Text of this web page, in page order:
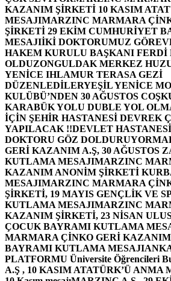
KAZANIM ŞİRKETİ 10 KASIM
MESAJIMARZINC MARMARA
ŞİRKETİ 29 EKİM CUMHURİYET
MESAJIİKİ DOKTORUMUZ
HAKEM KURULU BAŞKANI FERDİ
OLDUZONGULDAK MERKEZ
YENİCE IHLAMUR TERASA GEZİ
DÜZENLEDİLERYEŞİL YENİCE
KULÜBÜ’NDEN 30 AĞUSTOS
KARABÜK YOLU DUBLE YOL
İÇİN ŞEHİR HASTANESİ DEVREK
YAPILACAK !!DEVLET
DOKTORU GÖZ DOLDURUYOR
GERİ KAZANIM A.Ş, 30 AĞUSTOS
KUTLAMA MESAJIMARZINC
KAZANIM ANONİM ŞİRKETİ
MESAJIMARZINC MARMARA
ŞİRKETİ, 19 MAYIS GENÇLİK VE
KUTLAMA MESAJIMARZINC
KAZANIM ŞİRKETİ, 23 NİSAN
ÇOCUK BAYRAMI KUTLAMA
MARMARA ÇİNKO GERİ
BAYRAMI KUTLAMA MESAJI
PLATFORMU Üniversite Öğrencileri
A.Ş , 10 KASIM ATATÜRK’Ü ANMA